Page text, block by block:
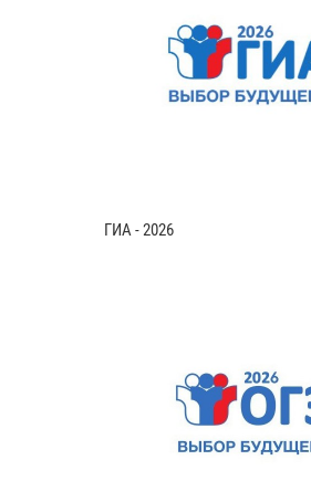
ГИА - 2026